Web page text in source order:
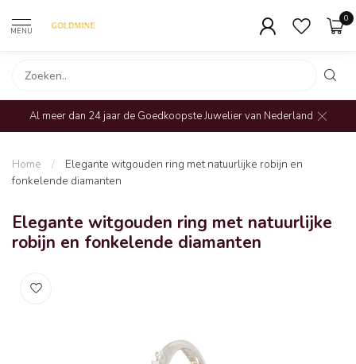
MENU
0
Al meer dan 24 jaar de Goedkoopste Juwelier van Nederland
Home /
Elegante witgouden ring met natuurlijke robijn en
fonkelende diamanten
Elegante witgouden ring met natuurlijke
robijn en fonkelende diamanten